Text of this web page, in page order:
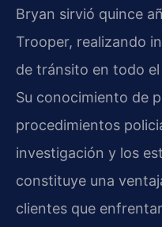
Bryan sirvió quince
Trooper, realizando
de tránsito en todo
Su conocimiento de
procedimientos
investigación y los
constituye una
clientes que